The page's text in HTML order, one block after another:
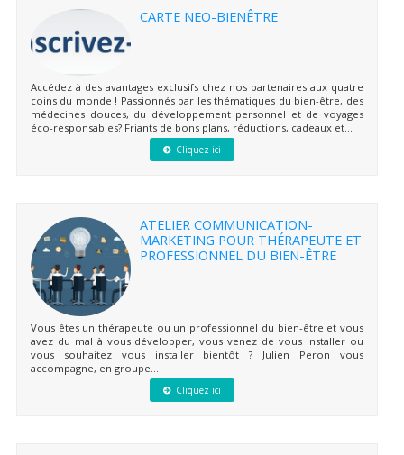
CARTE NEO-BIENÊTRE
Accédez à des avantages exclusifs chez nos partenaires aux quatre
coins du monde ! Passionnés par les thématiques du bien-être, des
médecines douces, du développement personnel et de voyages
éco-responsables? Friants de bons plans, réductions, cadeaux et...
Cliquez ici
ATELIER COMMUNICATION-
MARKETING POUR THÉRAPEUTE ET
PROFESSIONNEL DU BIEN-ÊTRE
Vous êtes un thérapeute ou un professionnel du bien-être et vous
avez du mal à vous développer, vous venez de vous installer ou
vous souhaitez vous installer bientôt ? Julien Peron vous
accompagne, en groupe...
Cliquez ici